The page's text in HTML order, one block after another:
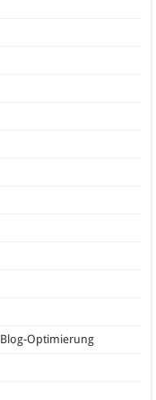
Blog-Optimierung